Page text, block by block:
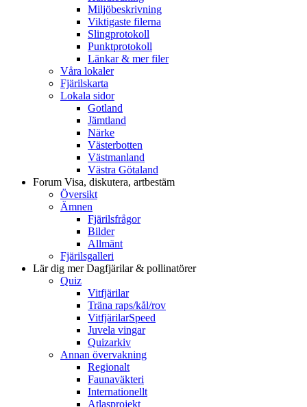
Miljöbeskrivning
Viktigaste filerna
Slingprotokoll
Punktprotokoll
Länkar & mer filer
Våra lokaler
Fjärilskarta
Lokala sidor
Gotland
Jämtland
Närke
Västerbotten
Västmanland
Västra Götaland
Forum Visa, diskutera, artbestäm
Översikt
Ämnen
Fjärilsfrågor
Bilder
Allmänt
Fjärilsgalleri
Lär dig merDagfjärilar & pollinatörer
Quiz
Vitfjärilar
Träna raps/kål/rov
VitfjärilarSpeed
Juvela vingar
Quizarkiv
Annan övervakning
Regionalt
Faunaväkteri
Internationellt
Atlasprojekt